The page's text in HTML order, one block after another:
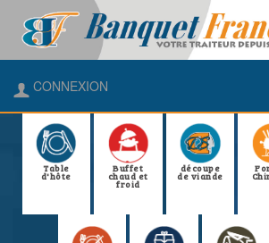
CONNEXION
Table
d'hôte
Buffet
chaud et
froid
découpe
de viande